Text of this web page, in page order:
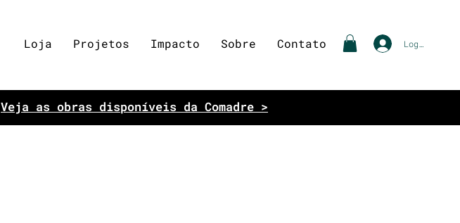
Loja Projetos Impacto Sobre Contato Login
Veja as obras disponíveis da Comadre >